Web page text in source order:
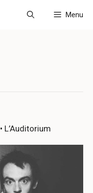
Menu
• L’Auditorium